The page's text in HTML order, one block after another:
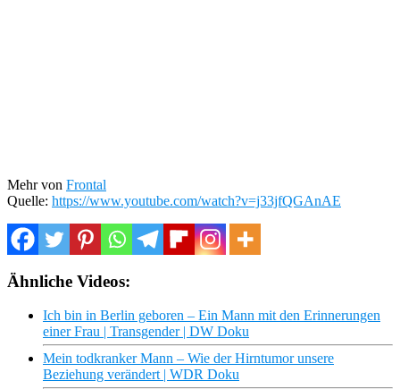
Mehr von Frontal
Quelle: https://www.youtube.com/watch?v=j33jfQGAnAE
Ähnliche Videos:
Ich bin in Berlin geboren – Ein Mann mit den Erinnerungen
einer Frau | Transgender | DW Doku
Mein todkranker Mann – Wie der Hirntumor unsere
Beziehung verändert | WDR Doku